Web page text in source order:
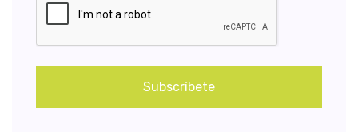
Subscríbete